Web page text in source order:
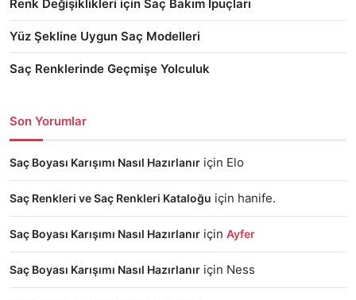
Renk Değişiklikleri için Saç Bakım İpuçları
Yüz Şekline Uygun Saç Modelleri
Saç Renklerinde Geçmişe Yolculuk
Son Yorumlar
Saç Boyası Karışımı Nasıl Hazırlanır için Elo
Saç Renkleri ve Saç Renkleri Kataloğu için hanife.
Saç Boyası Karışımı Nasıl Hazırlanır için Ayfer
Saç Boyası Karışımı Nasıl Hazırlanır için Ness